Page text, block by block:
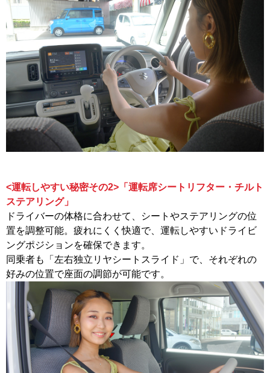
<運転しやすい秘密その2>「運転席シートリフター・チルト
ステアリング」
ドライバーの体格に合わせて、シートやステアリングの位
置を調整可能。疲れにくく快適で、運転しやすいドライビ
ングポジションを確保できます。
同乗者も「左右独立リヤシートスライド」で、それぞれの
好みの位置で座面の調節が可能です。